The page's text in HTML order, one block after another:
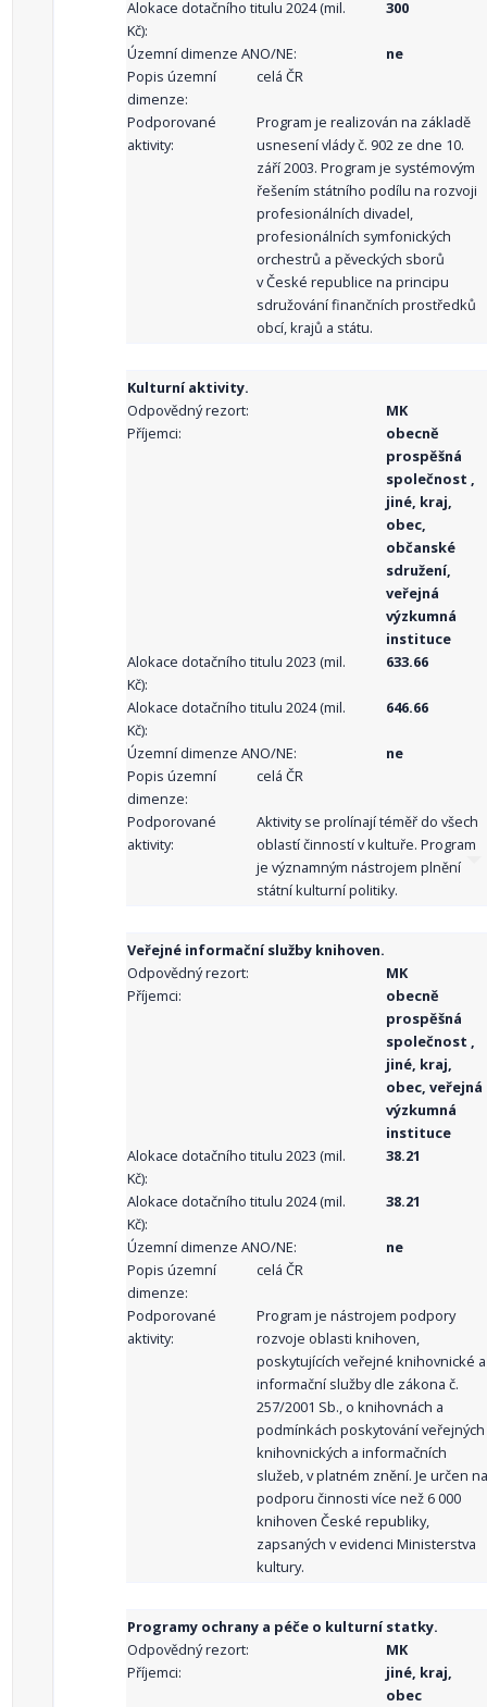
Alokace dotačního titulu 2024 (mil.
Kč):
300
Územní dimenze ANO/NE:
ne
Popis územní
dimenze:
celá ČR
Podporované
aktivity:
Program je realizován na základě
usnesení vlády č. 902 ze dne 10.
září 2003. Program je systémovým
řešením státního podílu na rozvoji
profesionálních divadel,
profesionálních symfonických
orchestrů a pěveckých sborů
v České republice na principu
sdružování finančních prostředků
obcí, krajů a státu.
Kulturní aktivity.
Odpovědný rezort:
MK
Příjemci:
obecně
prospěšná
společnost ,
jiné, kraj,
obec,
občanské
sdružení,
veřejná
výzkumná
instituce
Alokace dotačního titulu 2023 (mil.
Kč):
633.66
Alokace dotačního titulu 2024 (mil.
Kč):
646.66
Územní dimenze ANO/NE:
ne
Popis územní
dimenze:
celá ČR
Podporované
aktivity:
Aktivity se prolínají téměř do všech
oblastí činností v kultuře. Program
je významným nástrojem plnění
státní kulturní politiky.
Veřejné informační služby knihoven.
Odpovědný rezort:
MK
Příjemci:
obecně
prospěšná
společnost ,
jiné, kraj,
obec, veřejná
výzkumná
instituce
Alokace dotačního titulu 2023 (mil.
Kč):
38.21
Alokace dotačního titulu 2024 (mil.
Kč):
38.21
Územní dimenze ANO/NE:
ne
Popis územní
dimenze:
celá ČR
Podporované
aktivity:
Program je nástrojem podpory
rozvoje oblasti knihoven,
poskytujících veřejné knihovnické a
informační služby dle zákona č.
257/2001 Sb., o knihovnách a
podmínkách poskytování veřejných
knihovnických a informačních
služeb, v platném znění. Je určen na
podporu činnosti více než 6 000
knihoven České republiky,
zapsaných v evidenci Ministerstva
kultury.
Programy ochrany a péče o kulturní statky.
Odpovědný rezort:
MK
Příjemci:
jiné, kraj,
obec